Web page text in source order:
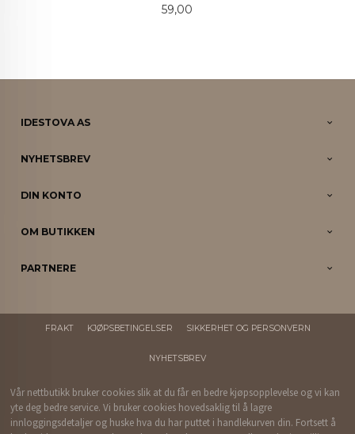
Pris
59,00
IDESTOVA AS
NYHETSBREV
DIN KONTO
OM BUTIKKEN
PARTNERE
FRAKT KJØPSBETINGELSER SIKKERHET OG PERSONVERN
NYHETSBREV
Vår nettbutikk bruker cookies slik at du får en bedre kjøpsopplevelse og vi kan
yte deg bedre service. Vi bruker cookies hovedsaklig til å lagre
innloggingsdetaljer og huske hva du har puttet i handlekurven din. Fortsett å